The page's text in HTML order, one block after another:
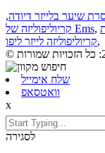
שיער בלייזר דיודה,
קריוליפוליזה של Ems,
קריוליפוליזה לייזר ליפו,
שלח אימייל
וואטסאפ
x
לסגירה